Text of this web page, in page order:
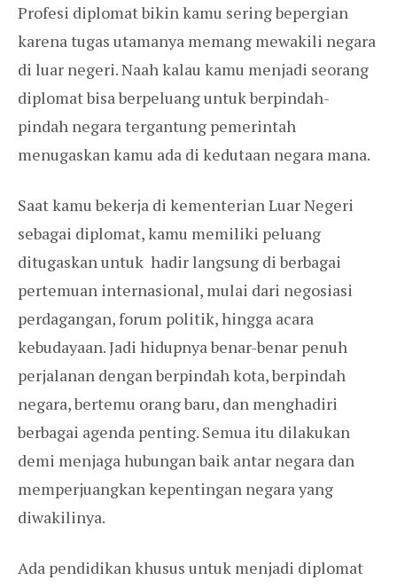
Profesi diplomat bikin kamu sering bepergian
karena tugas utamanya memang mewakili negara
di luar negeri. Naah kalau kamu menjadi seorang
diplomat bisa berpeluang untuk berpindah-
pindah negara tergantung pemerintah
menugaskan kamu ada di kedutaan negara mana.
Saat kamu bekerja di kementerian Luar Negeri
sebagai diplomat, kamu memiliki peluang
ditugaskan untuk hadir langsung di berbagai
pertemuan internasional, mulai dari negosiasi
perdagangan, forum politik, hingga acara
kebudayaan. Jadi hidupnya benar-benar penuh
perjalanan dengan berpindah kota, berpindah
negara, bertemu orang baru, dan menghadiri
berbagai agenda penting. Semua itu dilakukan
demi menjaga hubungan baik antar negara dan
memperjuangkan kepentingan negara yang
diwakilinya.
Ada pendidikan khusus untuk menjadi diplomat